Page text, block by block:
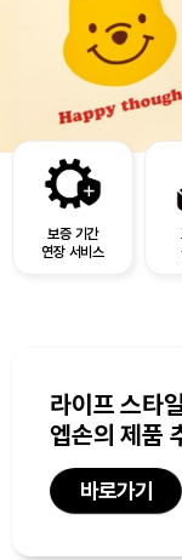
보증 기간
연장 서비스
라이프 스타
엡손의 제품
바로가기